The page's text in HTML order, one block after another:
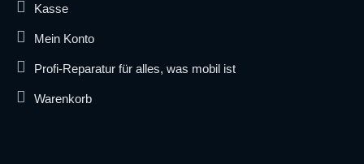
Kasse
Mein Konto
Profi-Reparatur für alles, was mobil ist
Warenkorb